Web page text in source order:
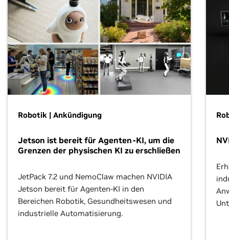
Robotik | Ankündigung
Jetson ist bereit für Agenten-KI, um die
Grenzen der physischen KI zu erschließen
JetPack 7.2 und NemoClaw machen NVIDIA
Jetson bereit für Agenten-KI in den
Bereichen Robotik, Gesundheitswesen und
industrielle Automatisierung.